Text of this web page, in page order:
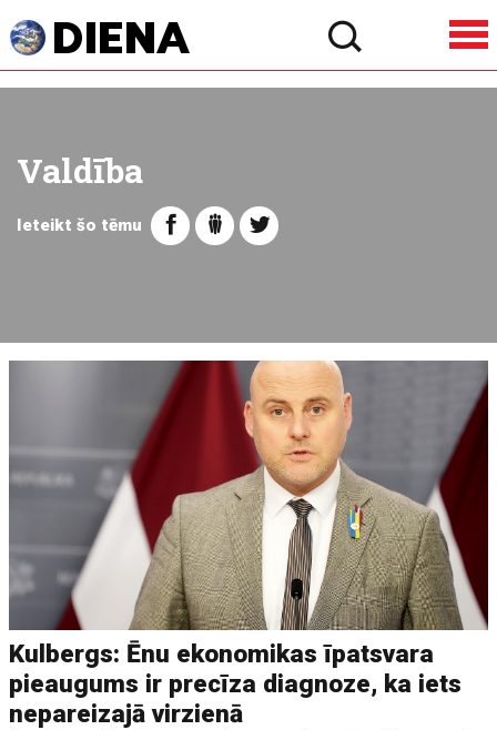
Valdība
Ieteikt šo tēmu
Kulbergs: Ēnu ekonomikas īpatsvara
pieaugums ir precīza diagnoze, ka iets
nepareizajā virzienā